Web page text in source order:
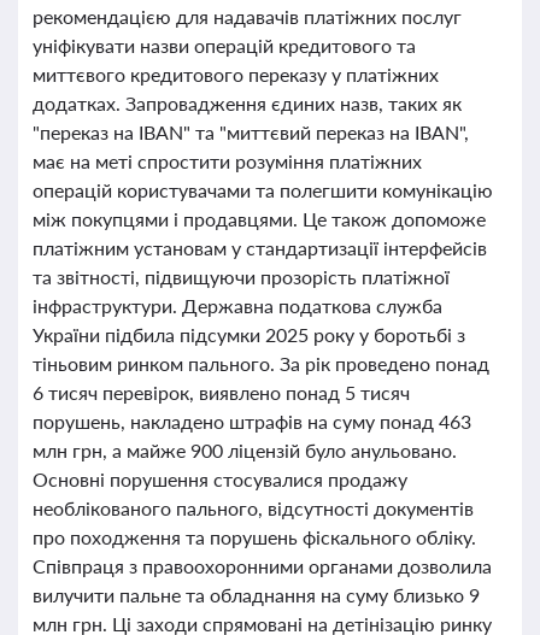
рекомендацією для надавачів платіжних послуг
уніфікувати назви операцій кредитового та
миттєвого кредитового переказу у платіжних
додатках. Запровадження єдиних назв, таких як
"переказ на IBAN" та "миттєвий переказ на IBAN",
має на меті спростити розуміння платіжних
операцій користувачами та полегшити комунікацію
між покупцями і продавцями. Це також допоможе
платіжним установам у стандартизації інтерфейсів
та звітності, підвищуючи прозорість платіжної
інфраструктури. Державна податкова служба
України підбила підсумки 2025 року у боротьбі з
тіньовим ринком пального. За рік проведено понад
6 тисяч перевірок, виявлено понад 5 тисяч
порушень, накладено штрафів на суму понад 463
млн грн, а майже 900 ліцензій було анульовано.
Основні порушення стосувалися продажу
необлікованого пального, відсутності документів
про походження та порушень фіскального обліку.
Співпраця з правоохоронними органами дозволила
вилучити пальне та обладнання на суму близько 9
млн грн. Ці заходи спрямовані на детінізацію ринку